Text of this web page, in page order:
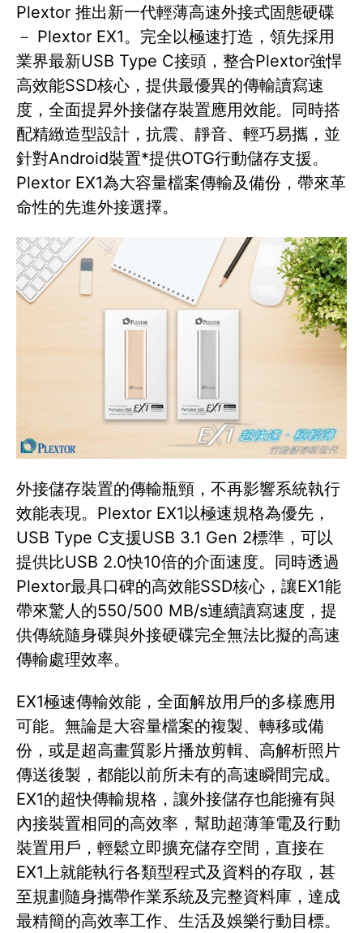
Plextor 推出新一代輕薄高速外接式固態硬碟
－ Plextor EX1。完全以極速打造，領先採用
業界最新USB Type C接頭，整合Plextor強悍
高效能SSD核心，提供最優異的傳輸讀寫速
度，全面提昇外接儲存裝置應用效能。同時搭
配精緻造型設計，抗震、靜音、輕巧易攜，並
針對Android裝置*提供OTG行動儲存支援。
Plextor EX1為大容量檔案傳輸及備份，帶來革
命性的先進外接選擇。
外接儲存裝置的傳輸瓶頸，不再影響系統執行
效能表現。Plextor EX1以極速規格為優先，
USB Type C支援USB 3.1 Gen 2標準，可以
提供比USB 2.0快10倍的介面速度。同時透過
Plextor最具口碑的高效能SSD核心，讓EX1能
帶來驚人的550/500 MB/s連續讀寫速度，提
供傳統隨身碟與外接硬碟完全無法比擬的高速
傳輸處理效率。
EX1極速傳輸效能，全面解放用戶的多樣應用
可能。無論是大容量檔案的複製、轉移或備
份，或是超高畫質影片播放剪輯、高解析照片
傳送後製，都能以前所未有的高速瞬間完成。
EX1的超快傳輸規格，讓外接儲存也能擁有與
內接裝置相同的高效率，幫助超薄筆電及行動
裝置用戶，輕鬆立即擴充儲存空間，直接在
EX1上就能執行各類型程式及資料的存取，甚
至規劃隨身攜帶作業系統及完整資料庫，達成
最精簡的高效率工作、生活及娛樂行動目標。